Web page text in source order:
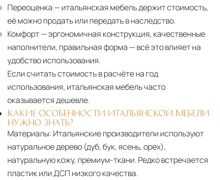
Переоценка — итальянская мебель держит стоимость,
её можно продать или передать в наследство.
Комфорт— эргономичная конструкция, качественные
наполнители, правильная форма — всё это влияет на
удобство использования.
Если считать стоимость в расчёте на год
использования, итальянская мебель часто
оказывается дешевле.
КАКИЕ ОСОБЕННОСТИ ИТАЛЬЯНСКОЙ МЕБЕЛИ
НУЖНО ЗНАТЬ?
Материалы: Итальянские производители используют
натуральное дерево (дуб, бук, ясень, орех),
натуральную кожу, премиум-ткани. Редко встречается
пластик или ДСП низкого качества.